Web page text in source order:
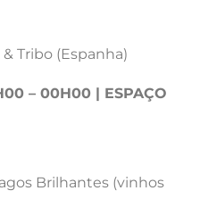
Tribo (Espanha)
– 00H00 | ESPAÇO
Brilhantes (vinhos